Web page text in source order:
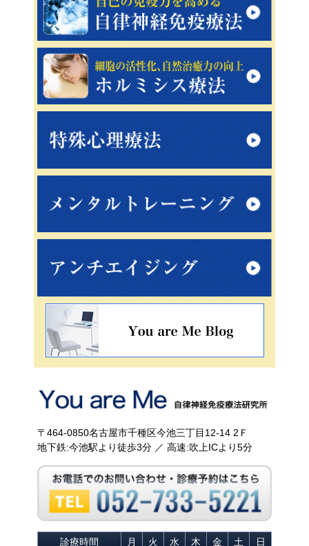
〒464-0850名古屋市千種区今池三丁目12-14 2Ｆ
地下鉄:今池駅より徒歩3分 ／ 高速:吹上ICより5分
診療時間 月 火 水 木 金 土 日